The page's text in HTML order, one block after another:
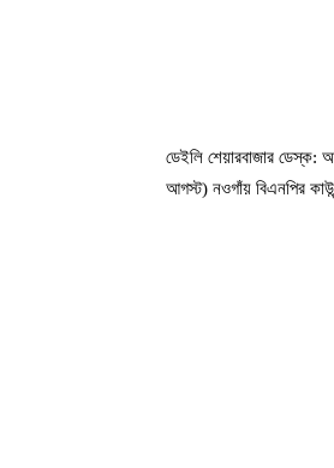
ডেইলি শেয়ারবাজার ডেস্ক:
আগস্ট) নওগাঁয় বিএনপির